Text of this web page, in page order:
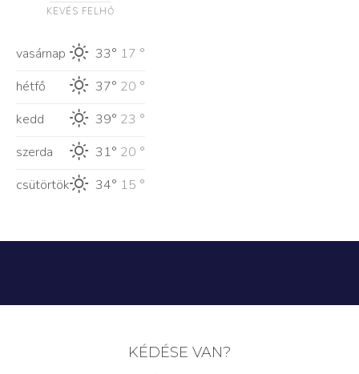
KEVÉS FELHŐ
vasárnap 33° 17 °
hétfő
37° 20 °
kedd
39° 23 °
szerda
31° 20 °
csütörtök
34° 15 °
KÉDÉSE VAN?